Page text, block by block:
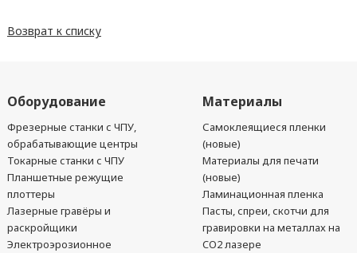
Возврат к списку
Оборудование
Фрезерные станки с ЧПУ,
обрабатывающие центры
Токарные станки с ЧПУ
Планшетные режущие
плоттеры
Лазерные гравёры и
раскройщики
Электроэрозионное
Материалы
Самоклеящиеся пленки
(новые)
Материалы для печати
(новые)
Ламинационная пленка
Пасты, спреи, скотчи для
гравировки на металлах на
CO2 лазере